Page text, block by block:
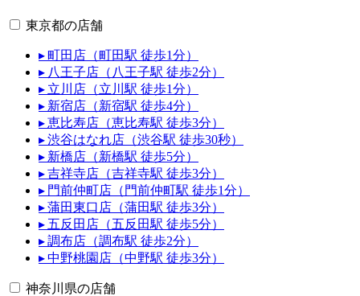
東京都の店舗
▸ 町田店（町田駅 徒歩1分）
▸ 八王子店（八王子駅 徒歩2分）
▸ 立川店（立川駅 徒歩1分）
▸ 新宿店（新宿駅 徒歩4分）
▸ 恵比寿店（恵比寿駅 徒歩3分）
▸ 渋谷はなれ店（渋谷駅 徒歩30秒）
▸ 新橋店（新橋駅 徒歩5分）
▸ 吉祥寺店（吉祥寺駅 徒歩3分）
▸ 門前仲町店（門前仲町駅 徒歩1分）
▸ 蒲田東口店（蒲田駅 徒歩3分）
▸ 五反田店（五反田駅 徒歩5分）
▸ 調布店（調布駅 徒歩2分）
▸ 中野桃園店（中野駅 徒歩3分）
神奈川県の店舗